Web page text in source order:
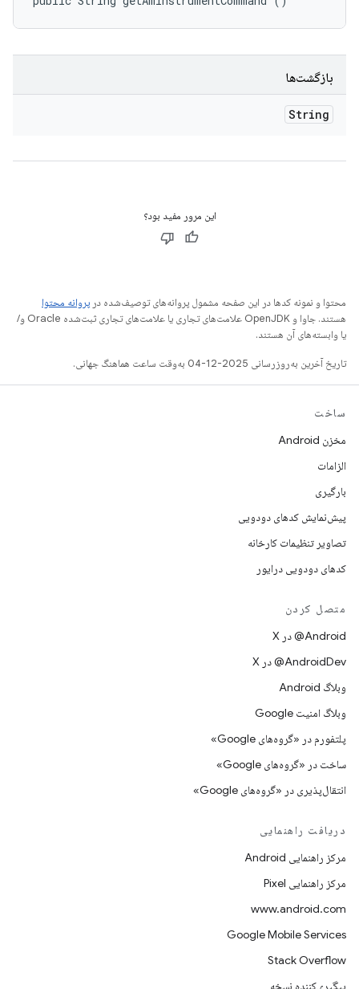
بازگشت‌ها
String
این مرور مفید بود؟
محتوا و نمونه کدها در این صفحه مشمول پروانه‌های توصیف‌شده در پروانه محتوا
هستند. جاوا و OpenJDK علامت‌های تجاری یا علامت‌های تجاری ثبت‌شده Oracle و/
یا وابسته‌های آن هستند.
تاریخ آخرین به‌روزرسانی 2025-12-04 به‌وقت ساعت هماهنگ جهانی.
ساخت
مخزن Android
الزامات
بارگیری
پیش‌نمایش کدهای دودویی
تصاویر تنظیمات کارخانه
کدهای دودویی درایور
متصل کردن
‫‎@Android در X
‫‎@AndroidDev در X
وبلاگ Android
وبلاگ امنیت Google
پلتفورم در «گروه‌های Google»
ساخت در «گروه‌های Google»
انتقال‌پذیری در «گروه‌های Google»
دریافت راهنمایی
مرکز راهنمایی Android
مرکز راهنمایی Pixel
www.android.com
Google Mobile Services
Stack Overflow
پیگیری‌کننده نسخه